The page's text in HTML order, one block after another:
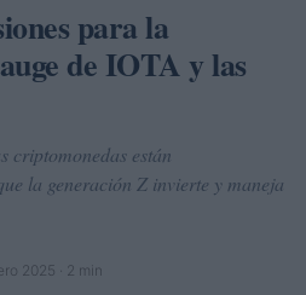
para la
de IOTA y las
criptomonedas están
la generación Z invierte y maneja
2025 · 2 min